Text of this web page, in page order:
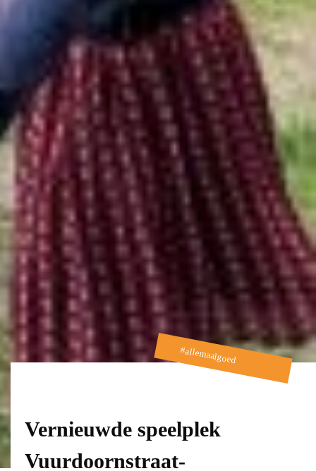
#allemaalgoed
Vernieuwde speelplek
Vuurdoornstraat-